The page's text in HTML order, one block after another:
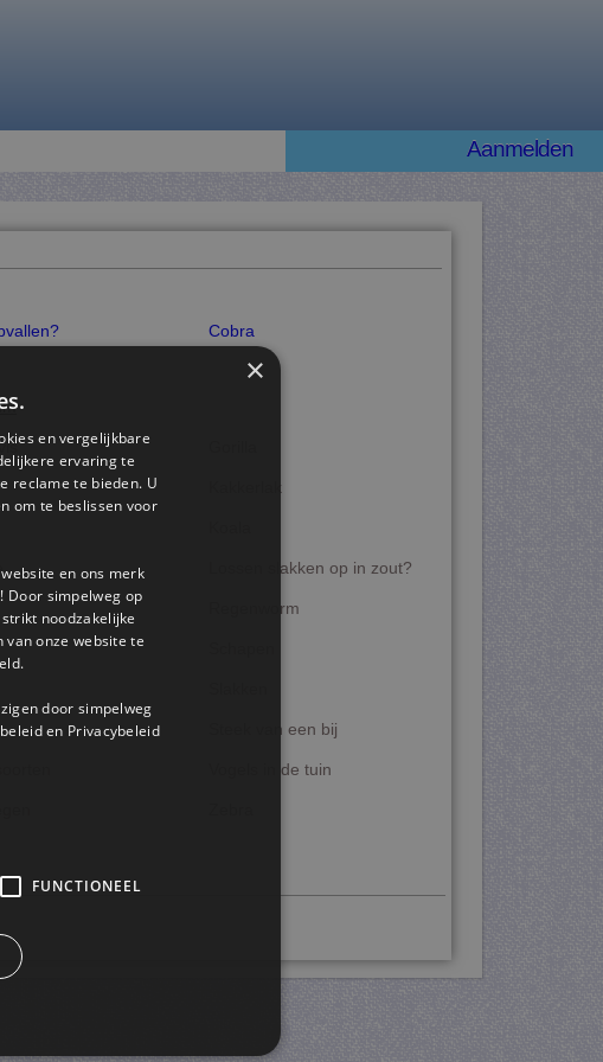
Aanmelden
Cobra
Lossen slakken op in zout?
Regenworm
Steek van een bij
Vogels in de tuin
×
en vergelijkbare
ervaring te
reclame te bieden. U
om te beslissen voor
en ons merk
Door simpelweg op
noodzakelijke
van onze website te
door simpelweg
en Privacybeleid
FUNCTIONEEL